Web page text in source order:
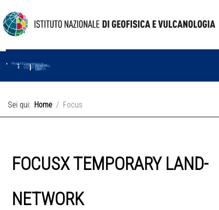
Progetti
Progetti Dipartimentali
AmbienteAmused
Macmap
Tropomag
TerremotiFurther
Muse
Vulcani First
Impact
Love-cf
Uno
Sei qui: Home Focus
FOCUSX TEMPORARY LAND-
NETWORK